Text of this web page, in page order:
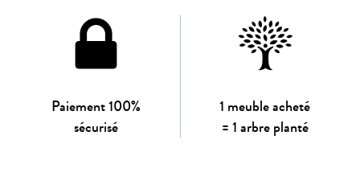
Paiement 100%
sécurisé
1 meuble acheté
= 1 arbre planté